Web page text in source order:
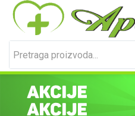
Prijavite se
Unesite svoje korisničko ime i